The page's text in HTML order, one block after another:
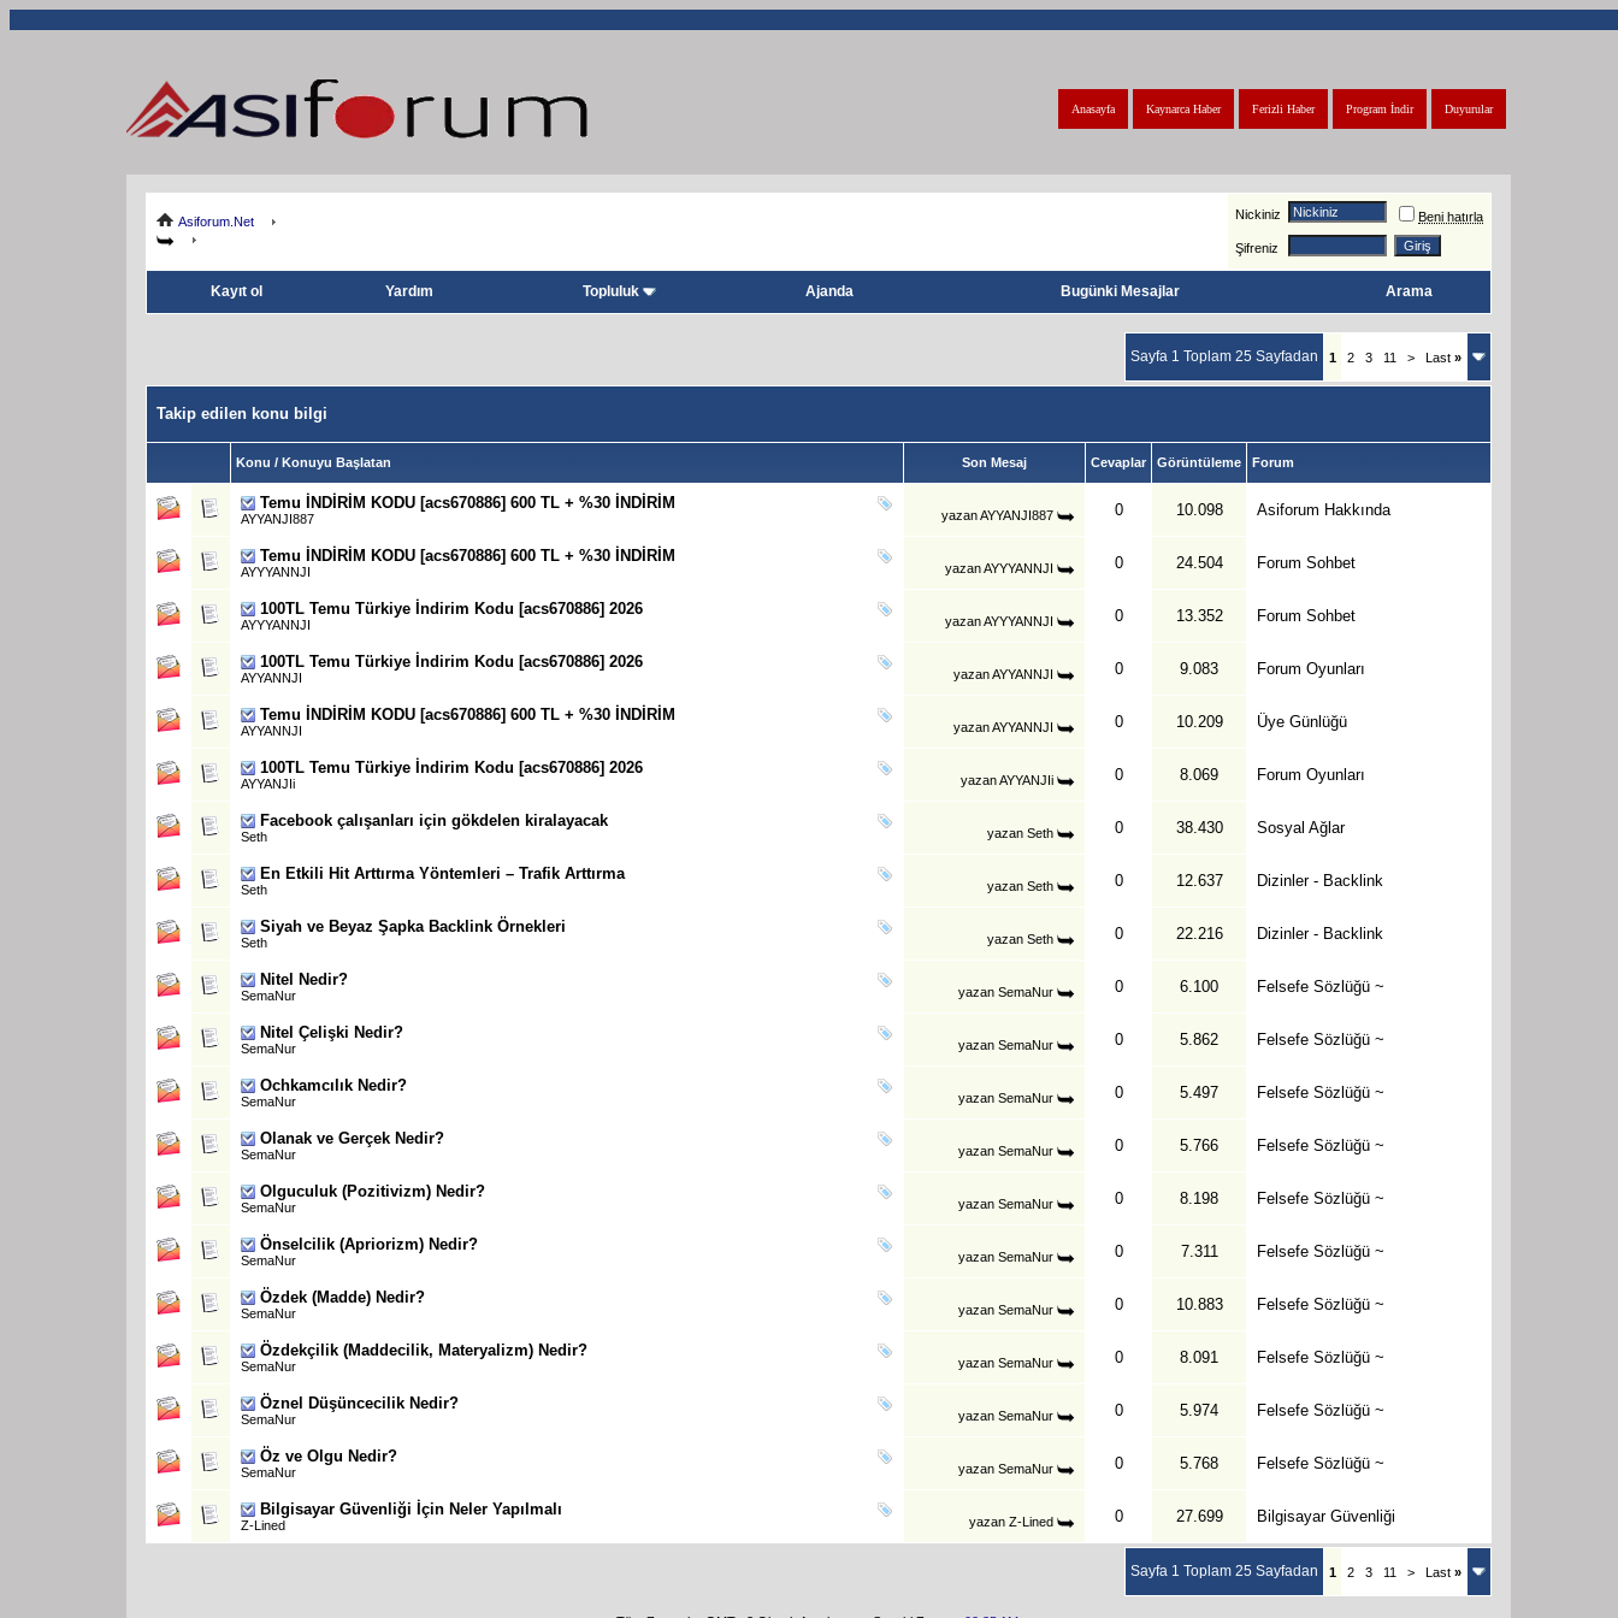
Duyurular
Program İndir
Ferizli Haber
Kaynarca Haber
Anasayfa
Asiforum.Net Nickiniz Beni hatırla
Şifreniz
Kayıt ol Yardım Topluluk Ajanda Bugünki Mesajlar Arama
Sayfa 1 Toplam 25 Sayfadan 1 2 3 11 > Last »
Takip edilen konu bilgi
Konu / Konuyu Başlatan Son Mesaj Cevaplar Görüntüleme Forum
Temu İNDİRİM KODU [acs670886] 600 TL + %30 İNDİRİM
AYYANJI887 yazanAYYANJI887 0 10.098 Asiforum Hakkında
Temu İNDİRİM KODU [acs670886] 600 TL + %30 İNDİRİM
AYYYANNJI yazanAYYYANNJI 0 24.504 Forum Sohbet
100TL Temu Türkiye İndirim Kodu [acs670886] 2026
AYYYANNJI yazanAYYYANNJI 0 13.352 Forum Sohbet
100TL Temu Türkiye İndirim Kodu [acs670886] 2026
AYYANNJI yazanAYYANNJI 0 9.083 Forum Oyunları
Temu İNDİRİM KODU [acs670886] 600 TL + %30 İNDİRİM
AYYANNJI yazanAYYANNJI 0 10.209 Üye Günlüğü
100TL Temu Türkiye İndirim Kodu [acs670886] 2026
AYYANJIi yazanAYYANJIi 0 8.069 Forum Oyunları
Facebook çalışanları için gökdelen kiralayacak
Seth yazan Seth 0 38.430 Sosyal Ağlar
En Etkili Hit Arttırma Yöntemleri – Trafik Arttırma
Seth yazan Seth 0 12.637 Dizinler - Backlink
Siyah ve Beyaz Şapka Backlink Örnekleri
Seth yazan Seth 0 22.216 Dizinler - Backlink
Nitel Nedir?
SemaNur yazan SemaNur 0 6.100 Felsefe Sözlüğü ~
Nitel Çelişki Nedir?
SemaNur yazan SemaNur 0 5.862 Felsefe Sözlüğü ~
Ochkamcılık Nedir?
SemaNur yazan SemaNur 0 5.497 Felsefe Sözlüğü ~
Olanak ve Gerçek Nedir?
SemaNur yazan SemaNur 0 5.766 Felsefe Sözlüğü ~
Olguculuk (Pozitivizm) Nedir?
SemaNur yazan SemaNur 0 8.198 Felsefe Sözlüğü ~
Önselcilik (Apriorizm) Nedir?
SemaNur yazan SemaNur 0 7.311 Felsefe Sözlüğü ~
Özdek (Madde) Nedir?
SemaNur yazan SemaNur 0 10.883 Felsefe Sözlüğü ~
Özdekçilik (Maddecilik, Materyalizm) Nedir?
SemaNur yazan SemaNur 0 8.091 Felsefe Sözlüğü ~
Öznel Düşüncecilik Nedir?
SemaNur yazan SemaNur 0 5.974 Felsefe Sözlüğü ~
Öz ve Olgu Nedir?
SemaNur yazan SemaNur 0 5.768 Felsefe Sözlüğü ~
Bilgisayar Güvenliği İçin Neler Yapılmalı
Z-Lined yazan Z-Lined 0 27.699 Bilgisayar Güvenliği
Sayfa 1 Toplam 25 Sayfadan 1 2 3 11 > Last »